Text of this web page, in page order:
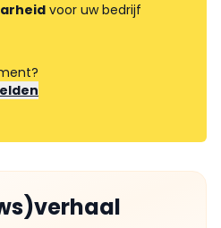
voor uw bedrijf